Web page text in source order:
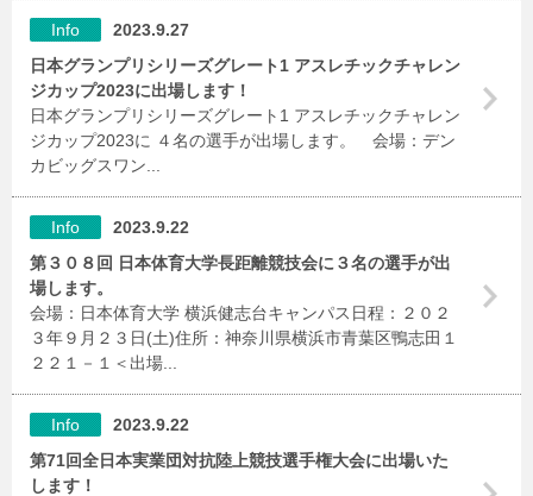
Info
2023.9.27
日本グランプリシリーズグレート1 アスレチックチャレン
ジカップ2023に出場します！
日本グランプリシリーズグレート1 アスレチックチャレン
ジカップ2023に ４名の選手が出場します。 会場：デン
カビッグスワン...
Info
2023.9.22
第３０８回 日本体育大学長距離競技会に３名の選手が出
場します。
会場：日本体育大学 横浜健志台キャンパス日程：２０２
３年９月２３日(土)住所：神奈川県横浜市青葉区鴨志田１
２２１－１＜出場...
Info
2023.9.22
第71回全日本実業団対抗陸上競技選手権大会に出場いた
します！